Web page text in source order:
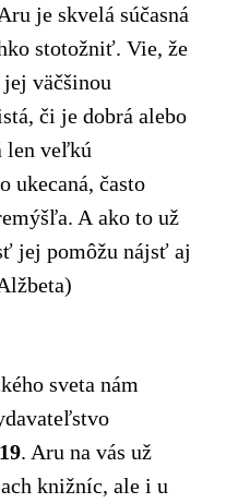
je skvelá súčasná
stotožniť. Vie, že
väčšinou
či je dobrá alebo
len veľkú
ukecaná, často
A ako to už
jej pomôžu nájsť aj
sveta nám
. Aru na vás už
knižníc, ale i u